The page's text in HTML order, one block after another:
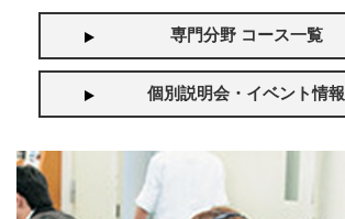
専門分野 コース一覧
個別説明会・イベント情報